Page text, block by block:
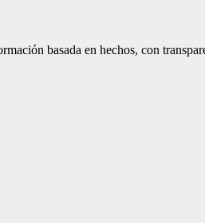
basada en hechos, con